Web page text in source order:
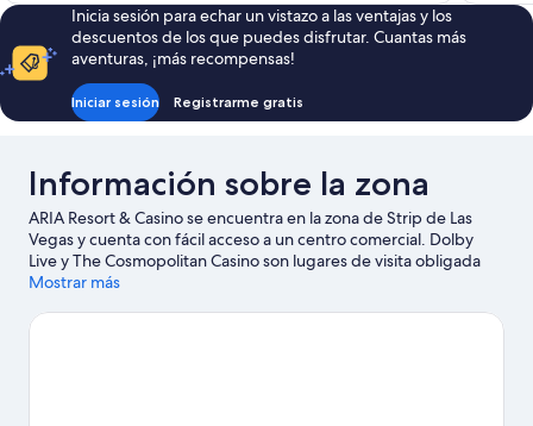
de
121 €
Inicia sesión para echar un vistazo a las ventajas y los
descuentos de los que puedes disfrutar. Cuantas más
aventuras, ¡más recompensas!
Iniciar sesión Registrarme gratis
Información sobre la zona
ARIA Resort & Casino se encuentra en la zona de Strip de Las
Vegas y cuenta con fácil acceso a un centro comercial. Dolby
Live y The Cosmopolitan Casino son lugares de visita obligada
para los aficionados a la cultura; añádelos a tu itinerario junto con
especial? Puedes consultar el calendario de Estadio T-Mobile
Mostrar más